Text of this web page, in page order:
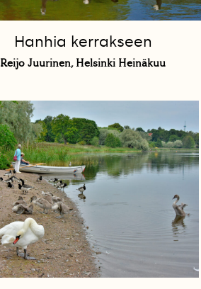
Hanhia kerrakseen
Reijo Juurinen, Helsinki Heinäkuu